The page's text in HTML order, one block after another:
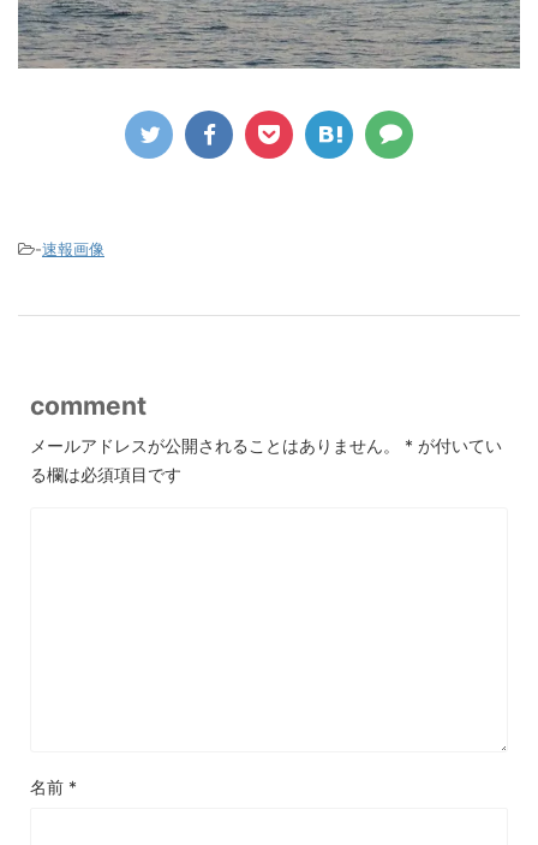
-速報画像
comment
メールアドレスが公開されることはありません。 * が付いてい
る欄は必須項目です
名前 *